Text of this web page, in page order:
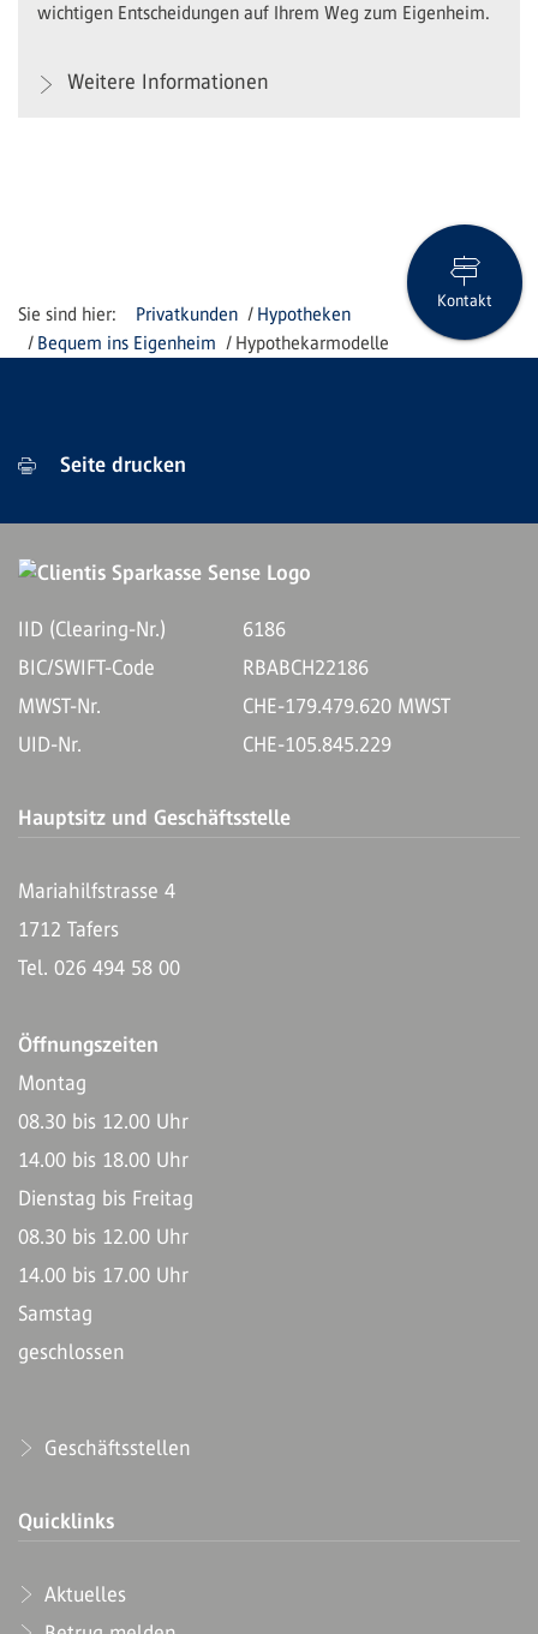
wichtigen Entscheidungen auf Ihrem Weg zum Eigenheim.
Weitere Informationen
Privatkunden
Hypotheken
Bequem ins Eigenheim
Hypothekarmodelle
Kontakt
Seite drucken
IID (Clearing-Nr.)
6186
BIC/SWIFT-Code
RBABCH22186
MWST-Nr.
CHE-179.479.620 MWST
UID-Nr.
CHE-105.845.229
Hauptsitz und Geschäftsstelle
Mariahilfstrasse 4
1712 Tafers
Tel. 026 494 58 00
Öffnungszeiten
Montag
08.30 bis 12.00 Uhr
14.00 bis 18.00 Uhr
Dienstag bis Freitag
08.30 bis 12.00 Uhr
14.00 bis 17.00 Uhr
Samstag
geschlossen
Geschäftsstellen
Quicklinks
Aktuelles